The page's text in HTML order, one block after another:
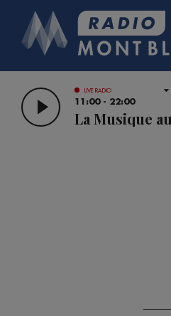
LIVE RADIO
11:00 - 22:00